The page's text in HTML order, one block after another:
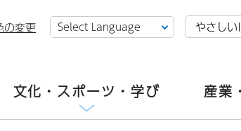
の変更 やさし
文化・スポーツ・学び 産業